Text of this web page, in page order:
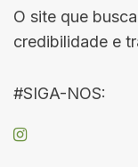
O site que
credibilidade e
#SIGA-NOS: